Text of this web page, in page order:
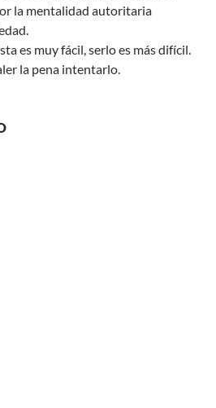
la mentalidad autoritaria
es muy fácil, serlo es más difícil.
la pena intentarlo.